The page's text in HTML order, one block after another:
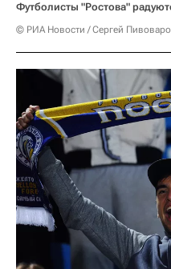
Футболисты "Ростова"
© РИА Новости / Сергей